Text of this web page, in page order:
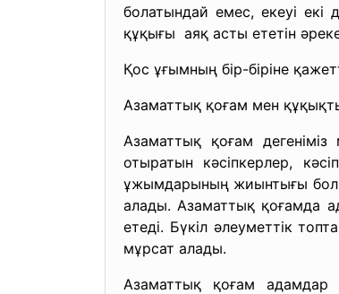
болатындай емес, екеуі екі
құқығы аяқ асты ететін
Қос ұғымның бір-біріне
Азаматтық қоғам мен
Азаматтық қоғам дегеніміз
отыратын кәсіпкерлер,
ұжымдарының жиынтығы
алады. Азаматтық қоғамда
етеді. Бүкіл әлеуметтік
мұрсат алады.
Азаматтық қоғам